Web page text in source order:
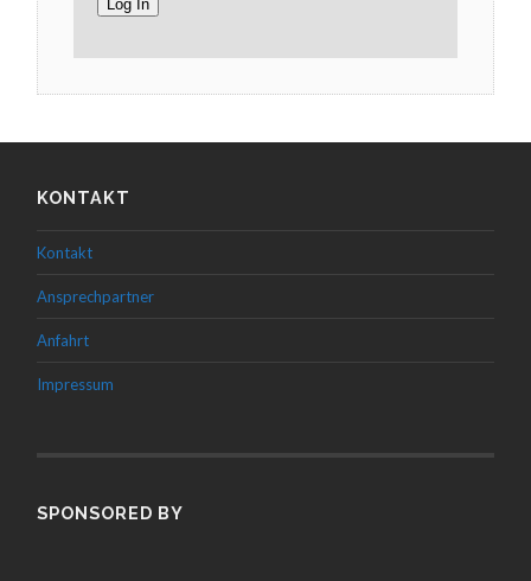
KONTAKT
Kontakt
Ansprechpartner
Anfahrt
Impressum
SPONSORED BY